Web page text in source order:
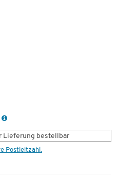
Lieferung bestellbar
Postleitzahl.